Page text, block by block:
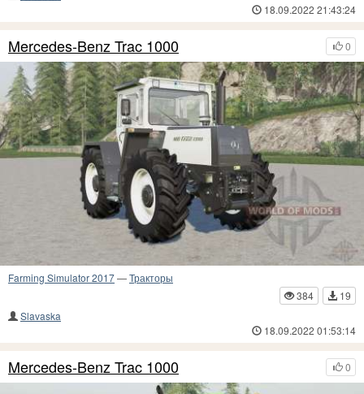
18.09.2022 21:43:24
0
Mercedes-Benz Trac 1000
Farming Simulator 2017—Тракторы
384
19
Slavaska
18.09.2022 01:53:14
0
Mercedes-Benz Trac 1000